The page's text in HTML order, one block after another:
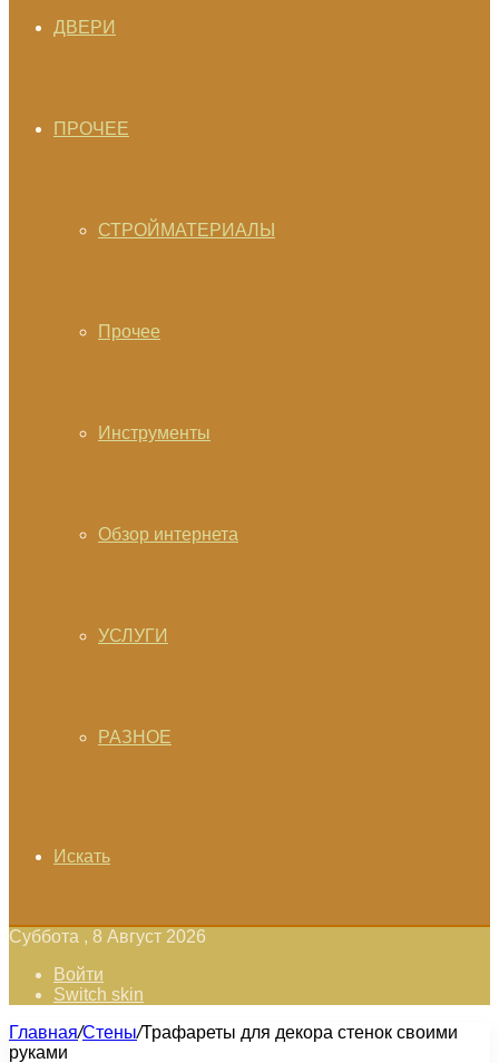
ДВЕРИ
ПРОЧЕЕ
СТРОЙМАТЕРИАЛЫ
Прочее
Инструменты
Обзор интернета
УСЛУГИ
РАЗНОЕ
Искать
Суббота , 8 Август 2026
Войти
Switch skin
Главная/Стены/Трафареты для декора стенок своими
руками